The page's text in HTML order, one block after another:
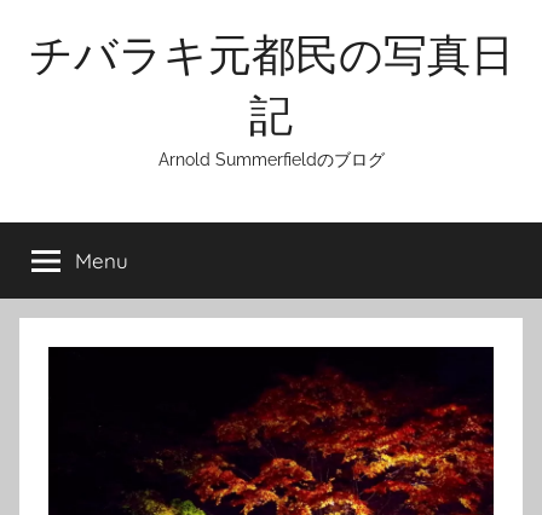
content
チバラキ元都民の写真日
記
Arnold Summerfieldのブログ
Menu